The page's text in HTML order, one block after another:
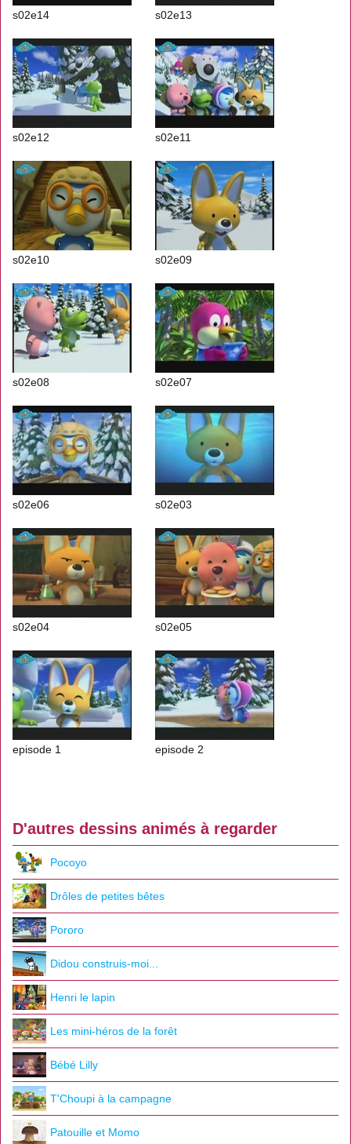
s02e14 s02e13
s02e12 s02e11
s02e10 s02e09
s02e08 s02e07
s02e06 s02e03
s02e04 s02e05
episode 1 episode 2
D'autres dessins animés à regarder
Pocoyo
Drôles de petites bêtes
Pororo
Didou construis-moi...
Henri le lapin
Les mini-héros de la forêt
Bébé Lilly
T'Choupi à la campagne
Patouille et Momo